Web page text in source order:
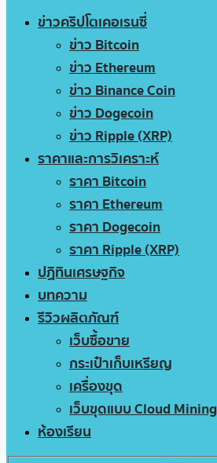
ข่าวคริปโตเคอเรนซี่
ข่าว Bitcoin
ข่าว Ethereum
ข่าว Binance Coin
ข่าว Dogecoin
ข่าว Ripple (XRP)
ราคาและการวิเคราะห์
ราคา Bitcoin
ราคา Ethereum
ราคา Dogecoin
ราคา Ripple (XRP)
ปฏิทินเศรษฐกิจ
บทความ
รีวิวผลิตภัณฑ์
เว็บซื้อขาย
กระเป๋าเก็บเหรียญ
เครื่องขุด
เว็บขุดแบบ Cloud Mining
ห้องเรียน